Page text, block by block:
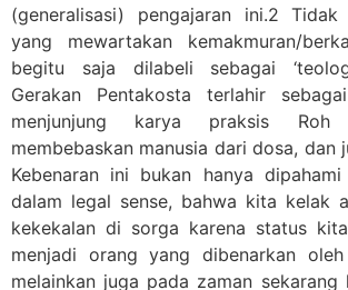
(generalisasi) pengajaran ini.2 Tidak
yang mewartakan kemakmuran/
begitu saja dilabeli sebagai
Gerakan Pentakosta terlahir
menjunjung karya praksis Roh
membebaskan manusia dari dosa, dan
Kebenaran ini bukan hanya
dalam legal sense, bahwa kita kelak
kekekalan di sorga karena status
menjadi orang yang dibenarkan
melainkan juga pada zaman sekarang